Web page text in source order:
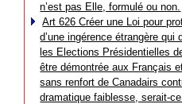
n’est pas Elle, formulé ou non.
Art 626 Créer une Loi pour
d’une ingérence étrangère
les Elections Présidentielles
être démontrée aux Français
sans renfort de Canadairs
dramatique faiblesse, serait-